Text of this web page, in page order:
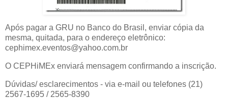
Após pagar a GRU no Banco do Brasil, enviar cópia da
mesma, quitada, para o endereço eletrônico:
cephimex.eventos@yahoo.com.br
O CEPHiMEx enviará mensagem confirmando a inscrição.
Dúvidas/ esclarecimentos - via e-mail ou telefones (21)
2567-1695 / 2565-8390